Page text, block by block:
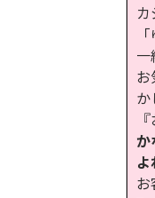
一
か
お